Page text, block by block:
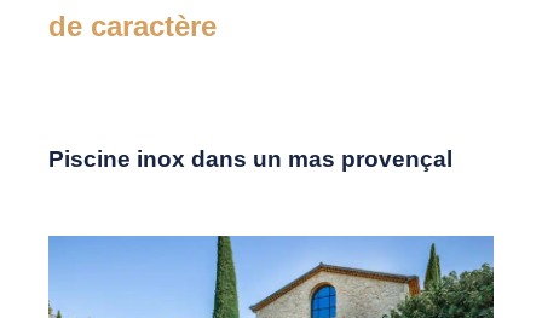
de caractère
Piscine inox dans un mas provençal